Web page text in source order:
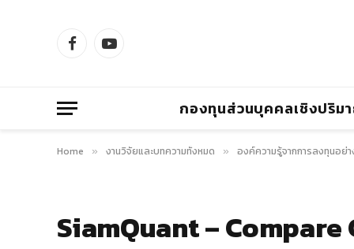
FacebookYouTube
กองทุนส่วนบุคคลเชิงปริม
Home » งานวิจัยและบทความทั้งหมด » องค์ความรู้จากการลงทุนอย่า
SiamQuant – Compare